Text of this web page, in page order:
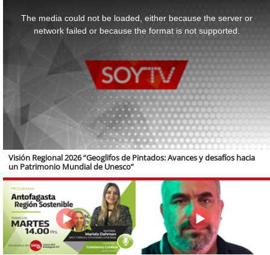
The media could not be loaded, either because the server or
network failed or because the format is not supported.
Visión Regional 2026 “Geoglifos de Pintados: Avances y desafíos hacia
un Patrimonio Mundial de Unesco”